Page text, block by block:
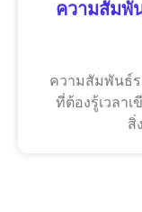
ความสัมพั
ความสัมพันธ์ร
ที่ต้องรู้เวลา
สิ่